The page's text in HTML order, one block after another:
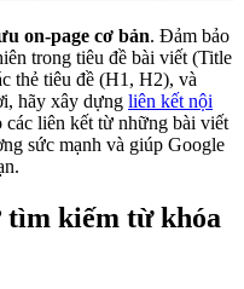
on-page cơ bản. Đảm bảo
trong tiêu đề bài viết (Title
thẻ tiêu đề (H1, H2), và
hãy xây dựng liên kết nội
các liên kết từ những bài viết
sức mạnh và giúp Google
tìm kiếm từ khóa